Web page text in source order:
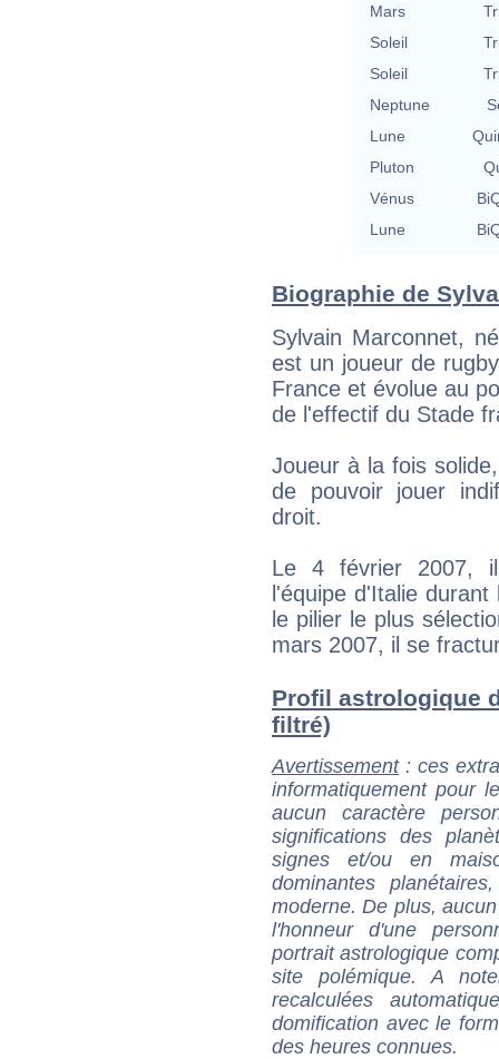
Mars
Soleil
Soleil
Neptune
Lune
Pluton
Vénus
Lune
Biographie de
Sylvain Marconnet,
est un joueur de
France et évolue au
de l'effectif du Stade
Joueur à la fois
de pouvoir jouer
droit.
Le 4 février 2007,
l'équipe d'Italie
le pilier le plus
mars 2007, il se
Profil astrologique
filtré)
Avertissement: ces
informatiquement pour
aucun caractère
significations des
signes et/ou en
dominantes
moderne. De plus,
l'honneur d'une
portrait astrologique
site polémique. A
recalculées
domification avec le
des heures connues.